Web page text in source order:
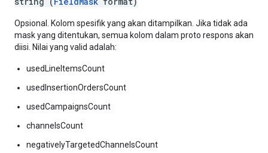
Opsional. Kolom spesifik yang akan ditampilkan. Jika tidak ada
mask yang ditentukan, semua kolom dalam proto respons akan
diisi. Nilai yang valid adalah:
usedLineItemsCount
usedInsertionOrdersCount
usedCampaignsCount
channelsCount
negativelyTargetedChannelsCount